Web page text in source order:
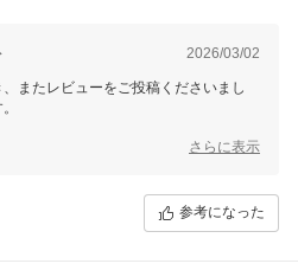
2026/03/02
またレビューをご投稿くださいまし
感想は、私どもにとって大変貴重な財産
客様へは、別途メールにてご対応させて
さらに表示
参考になった